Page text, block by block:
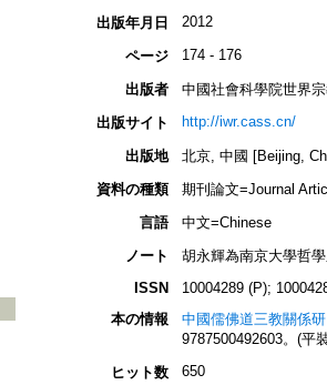
出版年月日 2012
ページ 174 - 176
出版者
中國社會科學院世界
出版サイト
http://iwr.cass.cn/
出版地
北京, 中國 [Beijing,
資料の種類
期刊論文=Journal
言語
中文=Chinese
ノート
胡永輝為南京大學哲
ISSN
10004289 (P);
本の情報
中國儒佛道三教關係
9787500492603。(平
ヒット数
650